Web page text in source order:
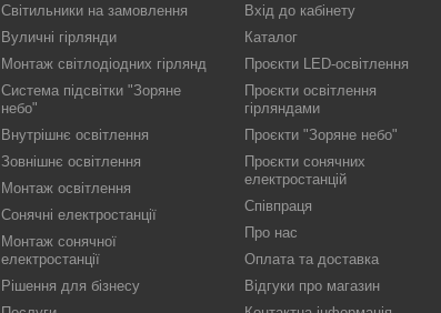
Світильники на замовлення
Вуличні гірлянди
Монтаж світлодіодних гірлянд
Система підсвітки "Зоряне
небо"
Внутрішнє освітлення
Зовнішнє освітлення
Монтаж освітлення
Сонячні електростанції
Монтаж сонячної
електростанції
Рішення для бізнесу
Вхід до кабінету
Каталог
Проєкти LED-освітлення
Проєкти освітлення
гірляндами
Проєкти "Зоряне небо"
Проєкти сонячних
електростанцій
Співпраця
Про нас
Оплата та доставка
Відгуки про магазин